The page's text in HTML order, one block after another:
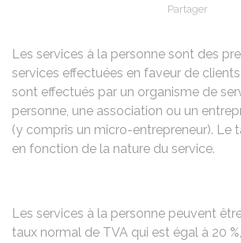
Partager
Les services à la personne sont des
services effectuées en faveur de
sont effectués par un organisme de
personne, une association ou un
(y compris un micro-entrepreneur). Le
en fonction de la nature du service.
Les services à la personne peuvent
taux normal de TVA qui est égal à 20 %